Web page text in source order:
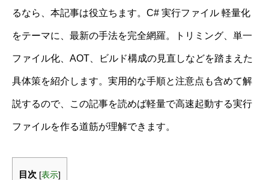
るなら、本記事は役立ちます。C# 実行ファイル 軽量化
をテーマに、最新の手法を完全網羅。トリミング、単一
ファイル化、AOT、ビルド構成の見直しなどを踏まえた
具体策を紹介します。実用的な手順と注意点も含めて解
説するので、この記事を読めば軽量で高速起動する実行
ファイルを作る道筋が理解できます。
目次 [表示]